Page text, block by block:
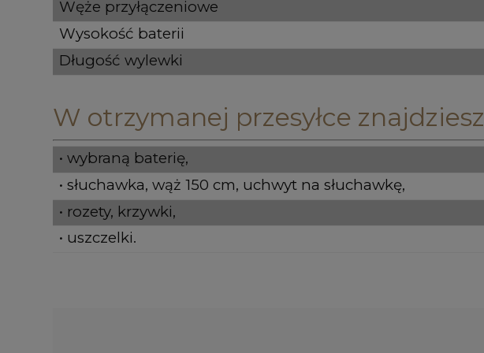
Węże przyłączeniowe
Wysokość baterii
Długość wylewki
W otrzymanej przesyłce znajdziesz
• wybraną baterię,
• słuchawka, wąż 150 cm, uchwyt na słuchawkę,
• rozety, krzywki,
• uszczelki.